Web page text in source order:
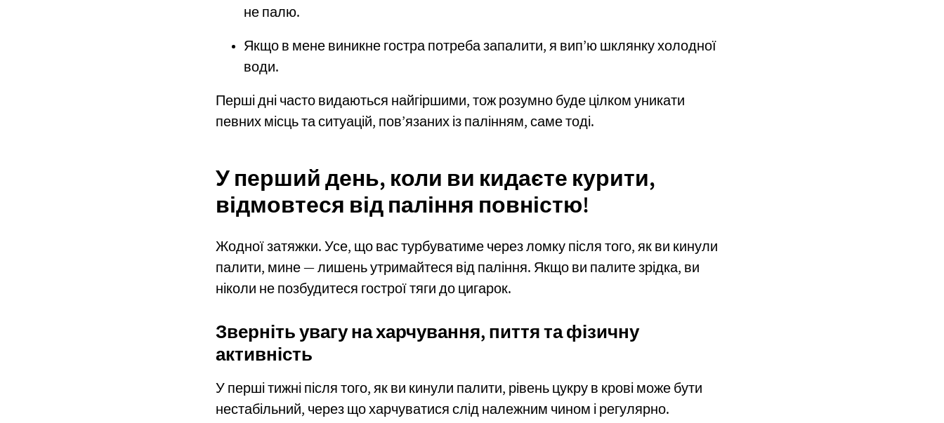
не палю.
Якщо в мене виникне гостра потреба запалити, я вип’ю шклянку холодної
води.
Перші дні часто видаються найгіршими, тож розумно буде цілком уникати
певних місць та ситуацій, пов’язаних із палінням, саме тоді.
У перший день, коли ви кидаєте курити,
відмовтеся від паління повністю!
Жодної затяжки. Усе, що вас турбуватиме через ломку після того, як ви кинули
палити, мине — лишень утримайтеся від паління. Якщо ви палите зрідка, ви
ніколи не позбудитеся гострої тяги до цигарок.
Зверніть увагу на харчування, пиття та фізичну
активність
У перші тижні після того, як ви кинули палити, рівень цукру в крові може бути
нестабільний, через що харчуватися слід належним чином і регулярно.